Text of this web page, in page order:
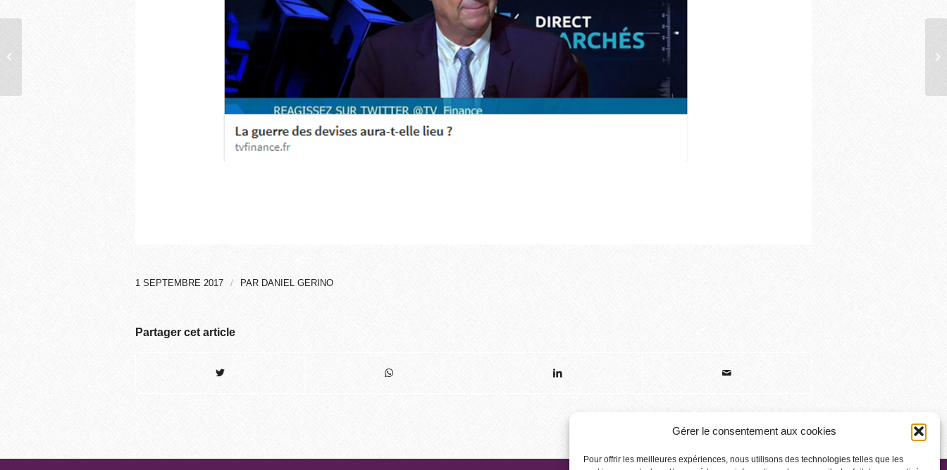
Gérer le consentement aux cookies
Pour offrir les meilleures expériences, nous utilisons des technologies telles que les
1 SEPTEMBRE 2017 / PAR DANIEL GERINO
Partager cet article